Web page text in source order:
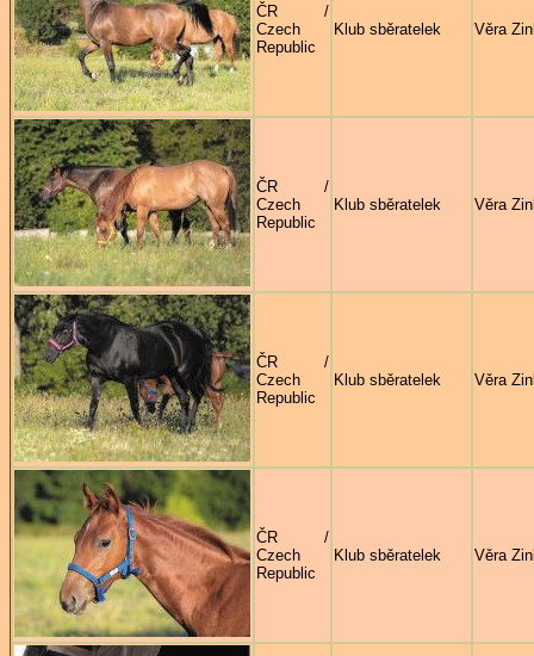
ČR /
Czech
Republic
Klub sběratelek Věra
ČR /
Czech
Republic
Klub sběratelek Věra
ČR /
Czech
Republic
Klub sběratelek Věra
ČR /
Czech
Republic
Klub sběratelek Věra